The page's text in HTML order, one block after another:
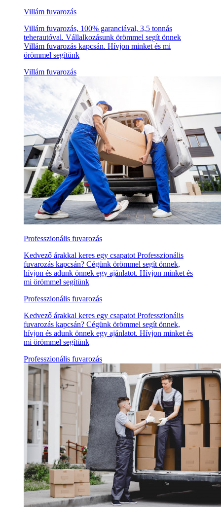
Villám fuvarozás
Villám fuvarozás, 100% garanciával, 3,5 tonnás
teherautóval. Vállalkozásunk örömmel segít önnek
Villám fuvarozás kapcsán. Hívjon minket és mi
örömmel segítünk
Villám fuvarozás
Professzionális fuvarozás
Kedvező árakkal keres egy csapatot Professzionális
fuvarozás kapcsán? Cégünk örömmel segít önnek,
hívjon és adunk önnek egy ajánlatot. Hívjon minket és
mi örömmel segítünk
Professzionális fuvarozás
Kedvező árakkal keres egy csapatot Professzionális
fuvarozás kapcsán? Cégünk örömmel segít önnek,
hívjon és adunk önnek egy ajánlatot. Hívjon minket és
mi örömmel segítünk
Professzionális fuvarozás